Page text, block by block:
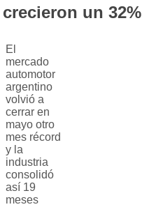
crecieron un 32%
El
mercado
automotor
argentino
volvió a
cerrar en
mayo otro
mes récord
y la
industria
consolidó
así 19
meses